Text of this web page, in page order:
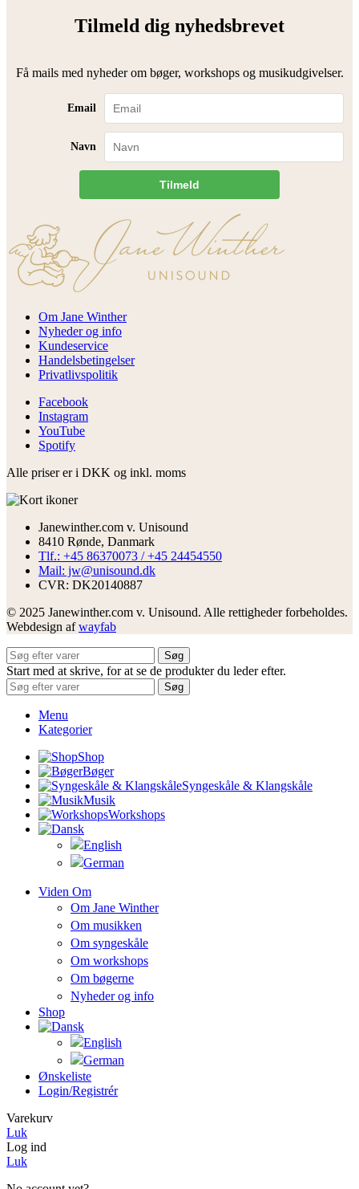
Tilmeld dig nyhedsbrevet
Få mails med nyheder om bøger, workshops og musikudgivelser.
Email
Navn
Tilmeld
Om Jane Winther
Nyheder og info
Kundeservice
Handelsbetingelser
Privatlivspolitik
Facebook
Instagram
YouTube
Spotify
Alle priser er i DKK og inkl. moms
Janewinther.com v. Unisound
8410 Rønde, Danmark
Tlf.: +45 86370073 / +45 24454550
Mail: jw@unisound.dk
CVR: DK20140887
© 2025 Janewinther.com v. Unisound. Alle rettigheder forbeholdes.
Webdesign afwayfab
Søg
Start med at skrive, for at se de produkter du leder efter.
Søg
Menu
Kategorier
Shop
Bøger
Syngeskåle & Klangskåle
Musik
Workshops
Viden Om
Om Jane Winther
Om musikken
Om syngeskåle
Om workshops
Om bøgerne
Nyheder og info
Shop
Ønskeliste
Login/registrér
Varekurv
Luk
Log ind
Luk